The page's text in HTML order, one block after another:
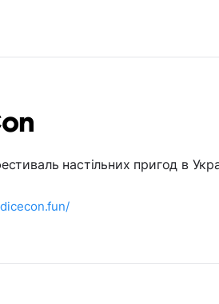
настільних пригод в